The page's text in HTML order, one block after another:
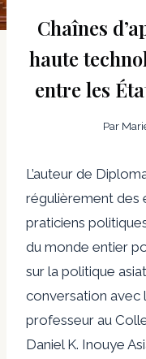
Chaînes
haute
entre les
Par
L’auteur de
régulièrement des
praticiens
du monde entier
sur la politique
conversation avec
professeur au
Daniel K. Inouye